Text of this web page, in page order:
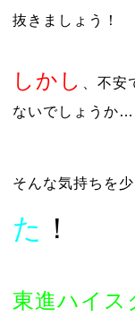
抜きましょう！
しかし
、不
ないでしょうか
そんな気持ちを
た ！
東進ハイス